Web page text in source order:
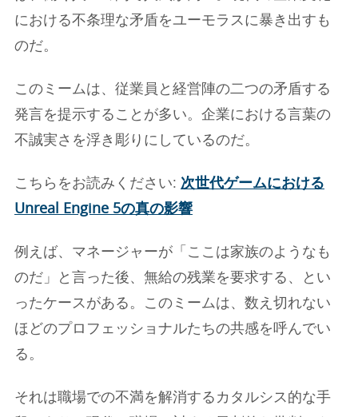
における不条理な矛盾をユーモラスに暴き出すも
のだ。
このミームは、従業員と経営陣の二つの矛盾する
発言を提示することが多い。企業における言葉の
不誠実さを浮き彫りにしているのだ。
こちらをお読みください: 次世代ゲームにおける
Unreal Engine 5の真の影響
例えば、マネージャーが「ここは家族のようなも
のだ」と言った後、無給の残業を要求する、とい
ったケースがある。このミームは、数え切れない
ほどのプロフェッショナルたちの共感を呼んでい
る。
それは職場での不満を解消するカタルシス的な手